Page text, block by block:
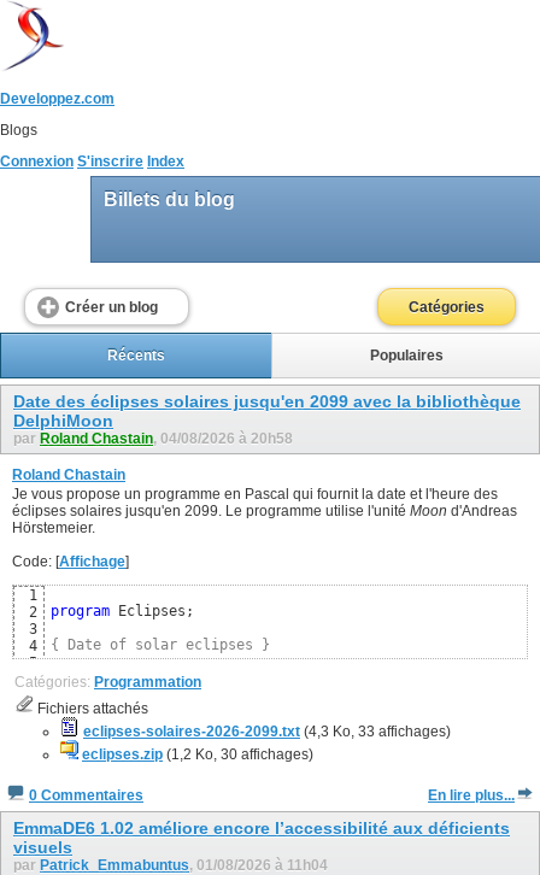
Developpez.com
Blogs
Connexion S'inscrire Index
Billets du blog
Créer un blog Catégories
Récents Populaires
Date des éclipses solaires jusqu'en 2099 avec la bibliothèque
DelphiMoon
par Roland Chastain, 04/08/2026 à 20h58
Roland Chastain
Je vous propose un programme en Pascal qui fournit la date et l'heure des
éclipses solaires jusqu'en 2099. Le programme utilise l'unité Moon d'Andreas
Hörstemeier.
Code: [Affichage]
1
2
3
4
5
6
7
8
12
13
14
program Eclipses;
{ Date of solar eclipses }
uses
  Moon;
{ https://github.com/wp-xyz/delphimoon }
const
  CSolarEclipse =
TRUE ; { Uniquement les éclipses
{$DEFINE FRENCH}
{$IFDEF FRENCH}
Catégories: Programmation
Fichiers attachés
eclipses-solaires-2026-2099.txt (4,3 Ko, 33 affichages)
eclipses.zip (1,2 Ko, 30 affichages)
0 Commentaires En lire plus...
EmmaDE6 1.02 améliore encore l’accessibilité aux déficients
visuels
par Patrick_Emmabuntus, 01/08/2026 à 11h04